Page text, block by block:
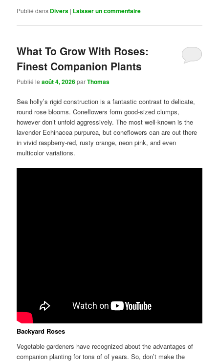
Publié dans Divers | Laisser un commentaire
What To Grow With Roses:
Finest Companion Plants
Publié leaoût 4, 2026parThomas
Sea holly’s rigid construction is a fantastic contrast to delicate,
round rose blooms. Coneflowers form good-sized clumps,
however don’t unfold aggressively. The most well-known is the
lavender Echinacea purpurea, but coneflowers can are out there
in vivid raspberry-red, rusty orange, neon pink, and even
multicolor variations.
Backyard Roses
Vegetable gardeners have recognized about the advantages of
companion planting for tons of of years. So, don’t make the